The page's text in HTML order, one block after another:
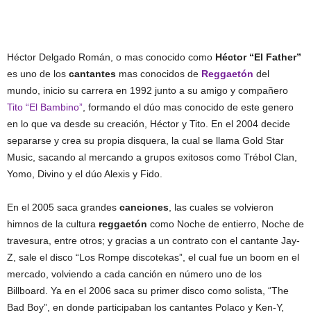
Héctor Delgado Román, o mas conocido como Héctor “El Father”
es uno de los cantantes mas conocidos de Reggaetón del
mundo, inicio su carrera en 1992 junto a su amigo y compañero
Tito “El Bambino” , formando el dúo mas conocido de este genero
en lo que va desde su creación, Héctor y Tito. En el 2004 decide
separarse y crea su propia disquera, la cual se llama Gold Star
Music, sacando al mercando a grupos exitosos como Trébol Clan,
Yomo, Divino y el dúo Alexis y Fido.
En el 2005 saca grandes canciones , las cuales se volvieron
himnos de la cultura reggaetón como Noche de entierro, Noche de
travesura, entre otros; y gracias a un contrato con el cantante Jay-
Z, sale el disco “Los Rompe discotekas”, el cual fue un boom en el
mercado, volviendo a cada canción en número uno de los
Billboard. Ya en el 2006 saca su primer disco como solista, “The
Bad Boy”, en donde participaban los cantantes Polaco y Ken-Y,